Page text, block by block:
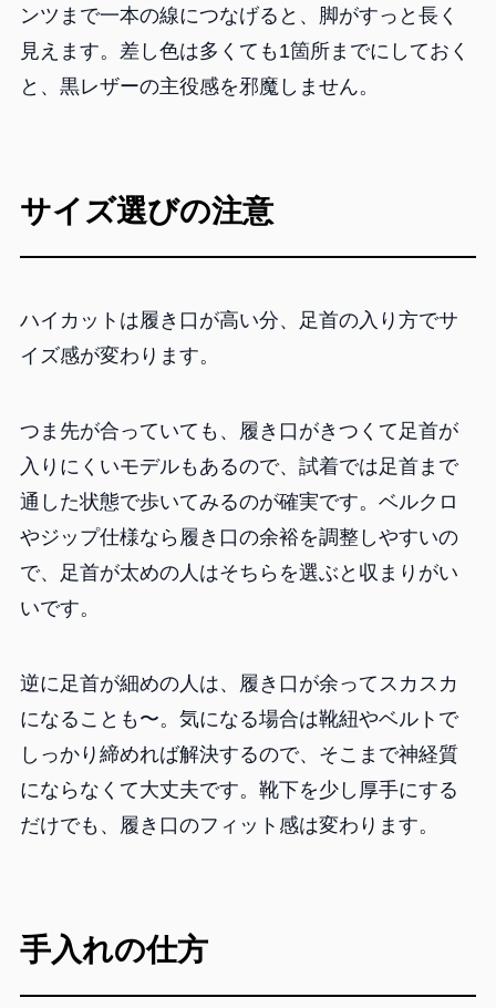
ンツまで一本の線につなげると、脚がすっと長く
見えます。差し色は多くても1箇所までにしておく
と、黒レザーの主役感を邪魔しません。
サイズ選びの注意
ハイカットは履き口が高い分、足首の入り方でサ
イズ感が変わります。
つま先が合っていても、履き口がきつくて足首が
入りにくいモデルもあるので、試着では足首まで
通した状態で歩いてみるのが確実です。ベルクロ
やジップ仕様なら履き口の余裕を調整しやすいの
で、足首が太めの人はそちらを選ぶと収まりがい
いです。
逆に足首が細めの人は、履き口が余ってスカスカ
になることも〜。気になる場合は靴紐やベルトで
しっかり締めれば解決するので、そこまで神経質
にならなくて大丈夫です。靴下を少し厚手にする
だけでも、履き口のフィット感は変わります。
手入れの仕方